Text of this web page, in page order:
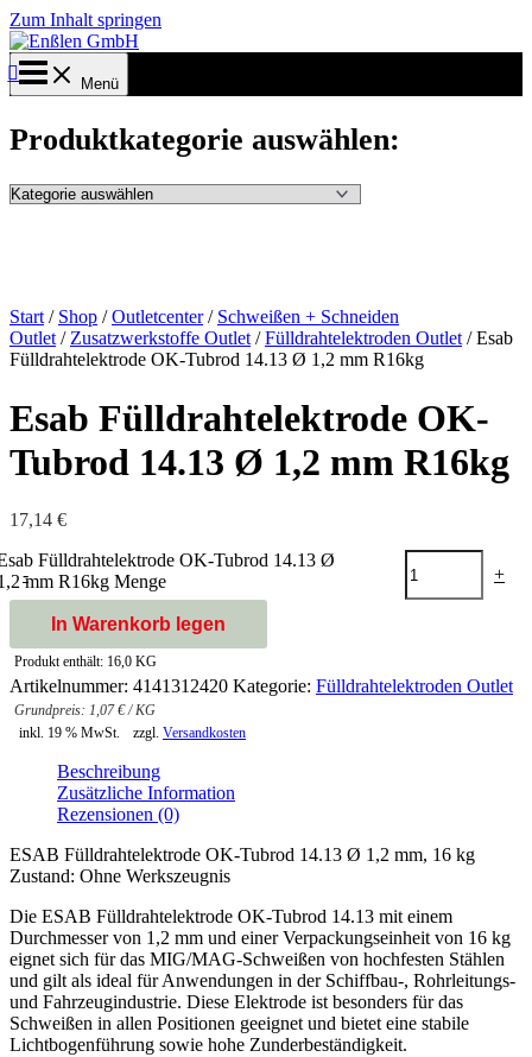
Zum Inhalt springen
Menü
Produktkategorie auswählen:
Start / Shop /Outletcenter/ Schweißen + Schneiden
Outlet / Zusatzwerkstoffe Outlet /Fülldrahtelektroden Outlet / Esab
Fülldrahtelektrode OK-Tubrod 14.13 Ø 1,2 mm R16kg
Esab Fülldrahtelektrode OK-
Tubrod 14.13 Ø 1,2 mm R16kg
17,14 €
-
Fülldrahtelektrode OK-Tubrod 14.13 Ø
mm R16kg Menge
+
In Warenkorb legen
Produkt enthält: 16,0 KG
Artikelnummer: 4141312420 Kategorie: Fülldrahtelektroden Outlet
1,07€/KG
inkl. 19 % MwSt.
zzgl. Versandkosten
Beschreibung
Zusätzliche Information
Rezensionen (0)
ESAB Fülldrahtelektrode OK-Tubrod 14.13 Ø 1,2 mm, 16 kg
Zustand: Ohne Werkszeugnis
Die ESAB Fülldrahtelektrode OK-Tubrod 14.13 mit einem
Durchmesser von 1,2 mm und einer Verpackungseinheit von 16 kg
eignet sich für das MIG/MAG-Schweißen von hochfesten Stählen
und gilt als ideal für Anwendungen in der Schiffbau-, Rohrleitungs-
und Fahrzeugindustrie. Diese Elektrode ist besonders für das
Schweißen in allen Positionen geeignet und bietet eine stabile
Lichtbogenführung sowie hohe Zunderbeständigkeit.